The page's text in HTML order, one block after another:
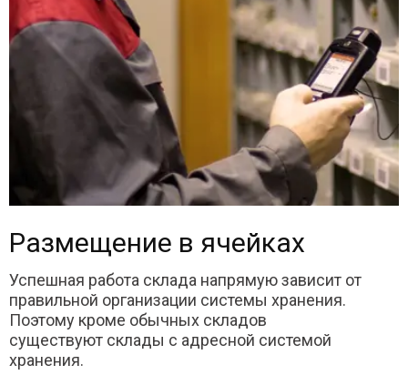
Размещение в ячейках
Успешная работа склада напрямую зависит от
правильной организации системы хранения.
Поэтому кроме обычных складов
существуют склады с адресной системой
хранения.